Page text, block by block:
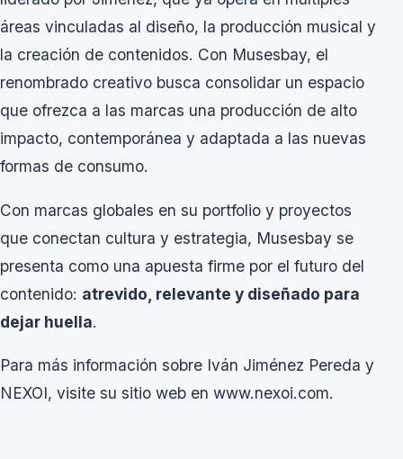
áreas vinculadas al diseño, la producción musical y
la creación de contenidos. Con Musesbay, el
renombrado creativo busca consolidar un espacio
que ofrezca a las marcas una producción de alto
impacto, contemporánea y adaptada a las nuevas
formas de consumo.
Con marcas globales en su portfolio y proyectos
que conectan cultura y estrategia, Musesbay se
presenta como una apuesta firme por el futuro del
contenido: atrevido , relevante y diseñado para
dejar huella.
Para más información sobre Iván Jiménez Pereda y
NEXOI, visite su sitio web en www.nexoi.com.